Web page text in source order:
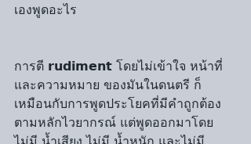
เองพูดอะไร
การตี 𝗿𝘂𝗱𝗶𝗺𝗲𝗻𝘁 โดยไม่เข้าใจ หน้าที่
และความหมาย ของมันในดนตรี ก็
เหมือนกับการพูดประโยคที่มีคำถูกต้อง
ตามหลักไวยากรณ์ แต่พูดออกมาโดย